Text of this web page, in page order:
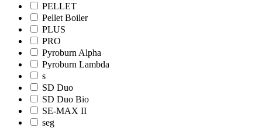
PELLET
Pellet Boiler
PLUS
PRO
Pyroburn Alpha
Pyroburn Lambda
s
SD Duo
SD Duo Bio
SE-MAX II
seg